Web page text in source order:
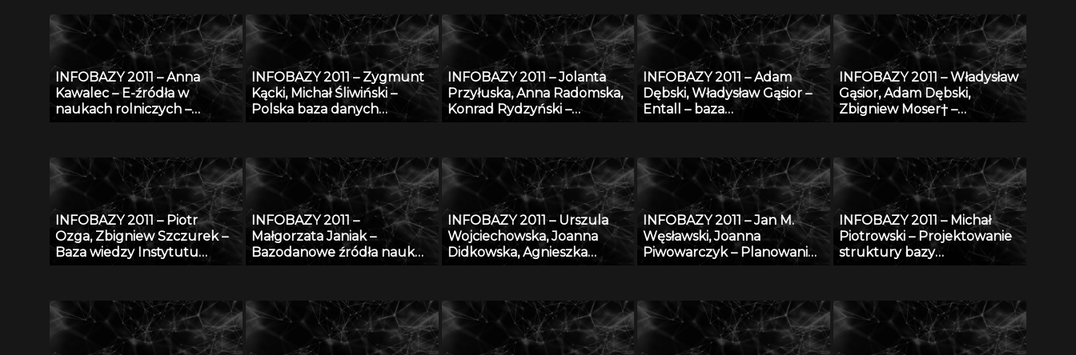
form i detalu na tle
europejskim
stan obecny i przyszłość
INFOBAZY 2011 – Anna
Kawalec – E-źródła w
naukach rolniczych –
kontekście tworzenia baz
danych
INFOBAZY 2011 – Zygmunt
Kącki, Michał Śliwiński –
Polska baza danych
działania, zasoby i
perspektywy
INFOBAZY 2011 – Jolanta
Przyłuska, Anna Radomska,
Konrad Rydzyński –
wiedzą i badaniami
naukowymi w IMP w Łodzi
INFOBAZY 2011 – Adam
Dębski, Władysław Gąsior –
Entall – baza
układu Li-Si
INFOBAZY 2011 – Władysław
Gąsior, Adam Dębski,
Zbigniew Moser† –
fizykochemicznych metali i
stopów
INFOBAZY 2011 – Piotr
Ozga, Zbigniew Szczurek –
Baza wiedzy Instytutu
naukowego ITB nauce i
gospodarce
INFOBAZY 2011 –
Małgorzata Janiak –
Bazodanowe źródła nauk
INFOBAZY 2011 – Urszula
Wojciechowska, Joanna
Didkowska, Agnieszka
wymiany wiedzy o
zagrożeniu nowotworami
złośliwymi
INFOBAZY 2011 – Jan M.
Węsławski, Joanna
Piwowarczyk – Planowanie
INFOBAZY 2011 – Michał
Piotrowski – Projektowanie
struktury bazy
ograniczonych zasobów